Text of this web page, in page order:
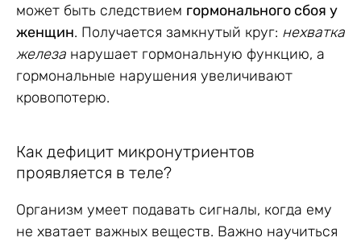
может быть следствием гормонального сбоя у
женщин. Получается замкнутый круг: нехватка
железа нарушает гормональную функцию, а
гормональные нарушения увеличивают
кровопотерю.
Как дефицит микронутриентов
проявляется в теле?
Организм умеет подавать сигналы, когда ему
не хватает важных веществ. Важно научиться